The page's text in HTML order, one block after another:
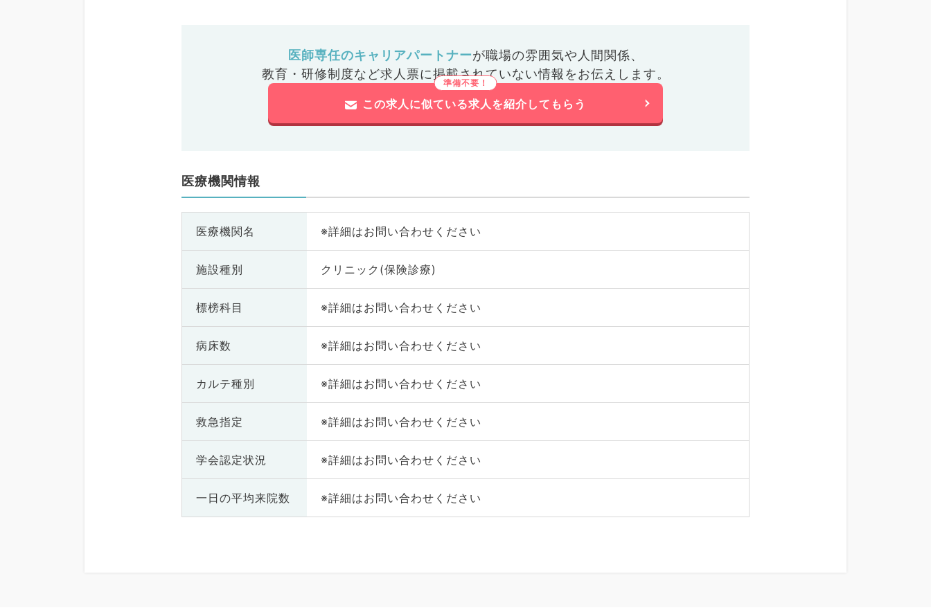
医師専任のキャリアパートナーが職場の雰囲気や人間関係、
教育・研修制度など求人票に掲載されていない情報をお伝えします。
この求人に似ている求人を紹介してもらう
医療機関情報
医療機関名 ※詳細はお問い合わせください
施設種別 クリニック(保険診療)
標榜科目 ※詳細はお問い合わせください
病床数 ※詳細はお問い合わせください
カルテ種別 ※詳細はお問い合わせください
救急指定 ※詳細はお問い合わせください
学会認定状況 ※詳細はお問い合わせください
一日の平均来院数 ※詳細はお問い合わせください